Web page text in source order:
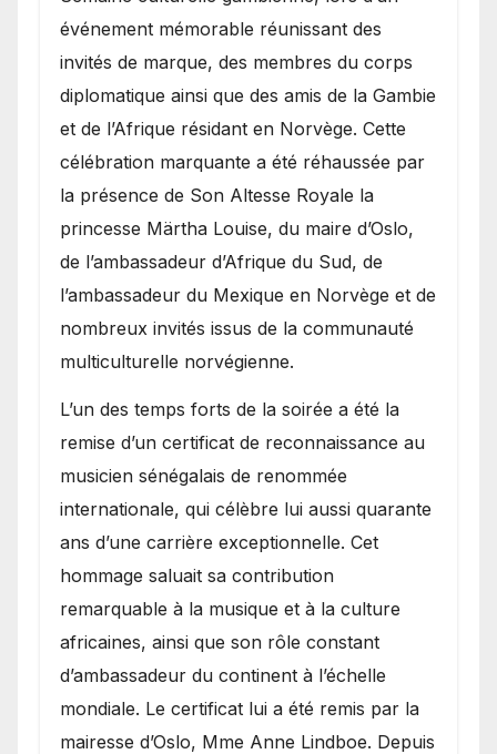
événement mémorable réunissant des
invités de marque, des membres du corps
diplomatique ainsi que des amis de la Gambie
et de l’Afrique résidant en Norvège. Cette
célébration marquante a été réhaussée par
la présence de Son Altesse Royale la
princesse Märtha Louise, du maire d’Oslo,
de l’ambassadeur d’Afrique du Sud, de
l’ambassadeur du Mexique en Norvège et de
nombreux invités issus de la communauté
multiculturelle norvégienne.
​L’un des temps forts de la soirée a été la
remise d’un certificat de reconnaissance au
musicien sénégalais de renommée
internationale, qui célèbre lui aussi quarante
ans d’une carrière exceptionnelle. Cet
hommage saluait sa contribution
remarquable à la musique et à la culture
africaines, ainsi que son rôle constant
d’ambassadeur du continent à l’échelle
mondiale. Le certificat lui a été remis par la
mairesse d’Oslo, Mme Anne Lindboe. Depuis